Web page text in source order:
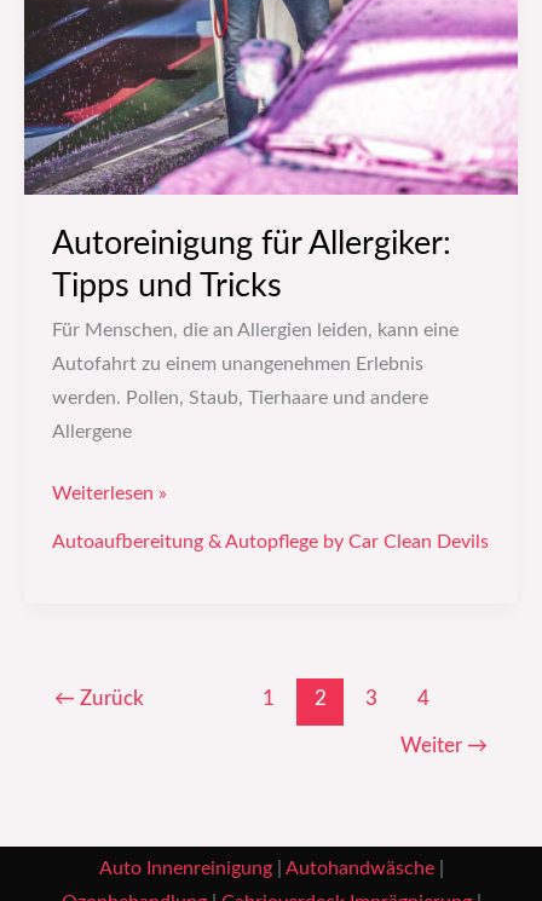
Autoreinigung für Allergiker:
Tipps und Tricks
Für Menschen, die an Allergien leiden, kann eine
Autofahrt zu einem unangenehmen Erlebnis
werden. Pollen, Staub, Tierhaare und andere
Allergene
Weiterlesen »
Autoaufbereitung & Autopflege by Car Clean Devils
← Zurück 1 2 3 4
Weiter →
Auto Innenreinigung| Autohandwäsche|